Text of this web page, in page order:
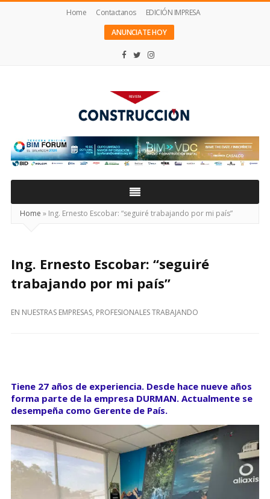
Home Contactanos
EDICIÓN IMPRESA
ANUNCIATE HOY
Construcción
Home » Ing. Ernesto Escobar: “seguiré trabajando por mi país”
Ing. Ernesto Escobar: “seguiré
trabajando por mi país”
EN NUESTRAS EMPRESAS, PROFESIONALES TRABAJANDO
Tiene 27 años de experiencia. Desde hace nueve años
forma parte de la empresa DURMAN. Actualmente se
desempeña como Gerente de País.